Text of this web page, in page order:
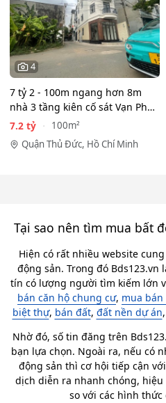
4
7 tỷ 2 - 100m ngang hơn 8m
nhà 3 tầng kiên cố sát Vạn Phúc
City - HẺM XE HƠI…
7.2 tỷ
100m²
Quận Thủ Đức, Hồ Chí Minh
Tại sao nên tìm mua bất
Hiện có rất nhiều website
động sản. Trong đó
tín có lượng người tìm kiếm lớn
bán căn hộ chung cư, mua bán
biệt thự, bán đất, đất nền dự án,
Nhờ đó, số tin đăng trên
bạn lựa chọn. Ngoài ra, nếu có
động sản thì cơ hội tiếp cận
dịch diễn ra nhanh chóng,
so với các hình thức